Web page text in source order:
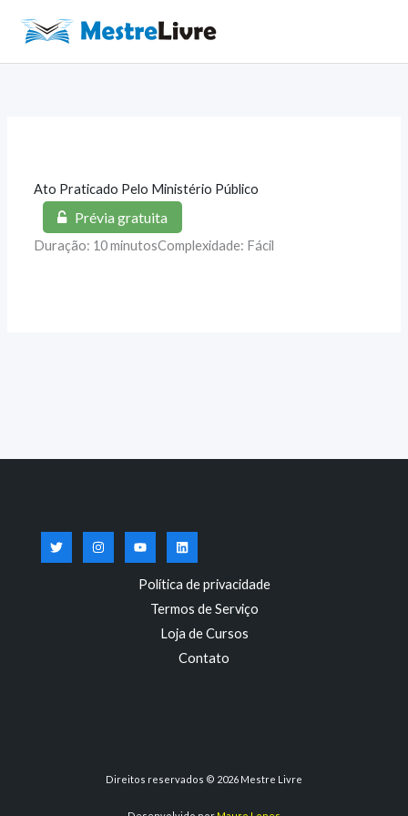
para
o
Ato Praticado Pelo Ministério Público
Prévia gratuita
Duração: 10 minutosComplexidade: Fácil
Política de privacidade
Termos de Serviço
Loja de Cursos
Contato
Direitos reservados © 2026 Mestre Livre